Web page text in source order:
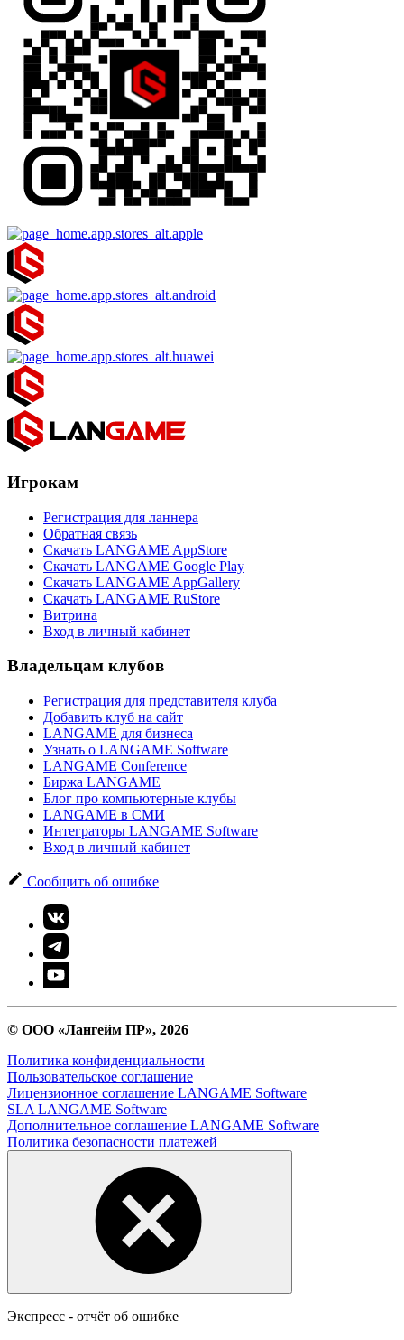
Игрокам
Регистрация для ланнера
Обратная связь
Скачать LANGAME AppStore
Скачать LANGAME Google Play
Скачать LANGAME AppGallery
Скачать LANGAME RuStore
Витрина
Вход в личный кабинет
Владельцам клубов
Регистрация для представителя клуба
Добавить клуб на сайт
LANGAME для бизнеса
Узнать о LANGAME Software
LANGAME Conference
Биржа LANGAME
Блог про компьютерные клубы
LANGAME в СМИ
Интеграторы LANGAME Software
Вход в личный кабинет
Сообщить об ошибке
© ООО «Лангейм ПР», 2026
Политика конфиденциальности
Пользовательское соглашение
Лицензионное соглашение LANGAME Software
SLA LANGAME Software
Дополнительное соглашение LANGAME Software
Политика безопасности платежей
Экспресс - отчёт об ошибке